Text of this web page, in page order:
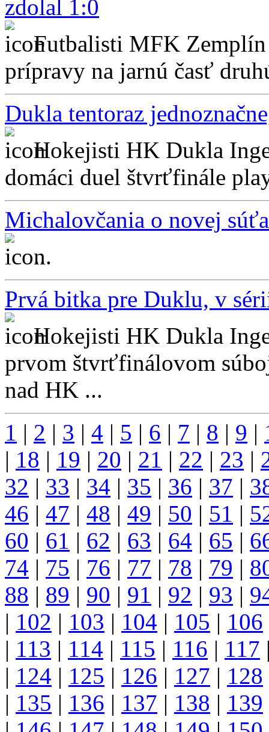
zdolal 1:0
Futbalisti MFK
prípravy na jarnú časť
Dukla tentoraz
Hokejisti HK Dukla
domáci duel štvrťfinále
Michalovčania o novej
...
Prvá bitka pre Duklu, v
Hokejisti HK Dukla
prvom štvrťfinálovom
nad HK ...
1 | 2 | 3 | 4 | 5 | 6 | 7 | 8 | 9 |
| 18 | 19 | 20 | 21 | 22 | 23 |
32 | 33 | 34 | 35 | 36 | 37 |
46 | 47 | 48 | 49 | 50 | 51 |
60 | 61 | 62 | 63 | 64 | 65 |
74 | 75 | 76 | 77 | 78 | 79 |
88 | 89 | 90 | 91 | 92 | 93 |
| 102 | 103 | 104 | 105 | 106
| 113 | 114 | 115 | 116 | 117
| 124 | 125 | 126 | 127 | 128
| 135 | 136 | 137 | 138 | 139